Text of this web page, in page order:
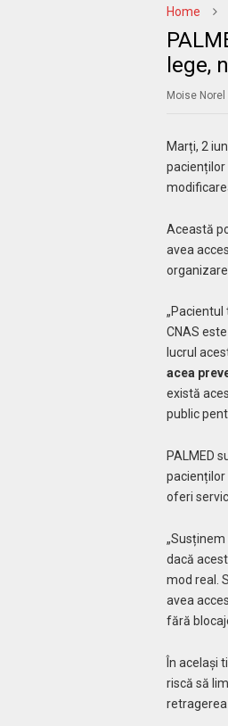
Home
lege,
Moise Norel
Marți, 2
pacienților
Această
avea
CNAS
lucrul
acea
există
public
PALMED
pacienților
oferi
dacă
mod real.
avea
fără
În același
riscă să
retragerea